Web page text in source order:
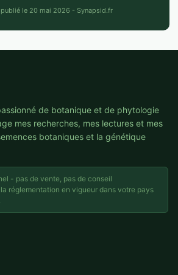
le 20 mai 2026 - Synapsid.fr
de botanique et de phytologie
mes recherches, mes lectures et mes
botaniques et la génétique
- pas de vente, pas de conseil
réglementation en vigueur dans votre pays